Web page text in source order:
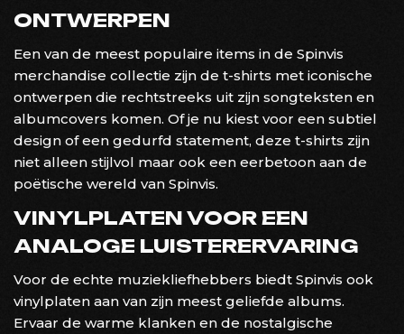
ONTWERPEN
Een van de meest populaire items in de Spinvis
merchandise collectie zijn de t-shirts met iconische
ontwerpen die rechtstreeks uit zijn songteksten en
albumcovers komen. Of je nu kiest voor een subtiel
design of een gedurfd statement, deze t-shirts zijn
niet alleen stijlvol maar ook een eerbetoon aan de
poëtische wereld van Spinvis.
VINYLPLATEN VOOR EEN
ANALOGE LUISTERERVARING
Voor de echte muziekliefhebbers biedt Spinvis ook
vinylplaten aan van zijn meest geliefde albums.
Ervaar de warme klanken en de nostalgische